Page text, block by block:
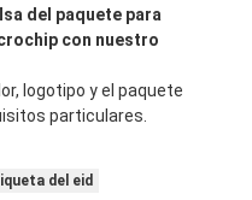
del paquete para
con nuestro
logotipo y el paquete
particulares.
del eid